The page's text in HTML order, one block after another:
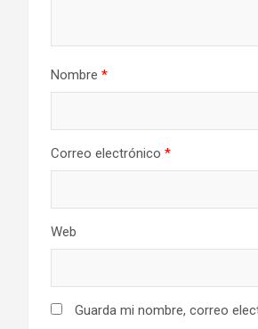
Nombre *
Correo electrónico *
Web
Guarda mi nombre, correo